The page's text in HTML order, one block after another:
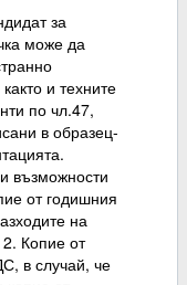
за
може да
и техните
по чл.47,
в образец-
възможности
от годишния
на
Копие от
в случай, че